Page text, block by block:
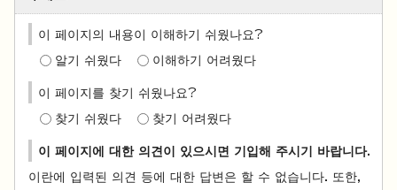
이 페이지의 내용이 이해하기 쉬웠나요?
알기 쉬웠다 이해하기 어려웠다
이 페이지를 찾기 쉬웠나요?
찾기 쉬웠다 찾기 어려웠다
이 페이지에 대한 의견이 있으시면 기입해 주시기 바랍니다.
이란에 입력된 의견 등에 대한 답변은 할 수 없습니다. 또한,